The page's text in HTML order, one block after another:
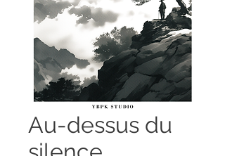
Au-dessus du